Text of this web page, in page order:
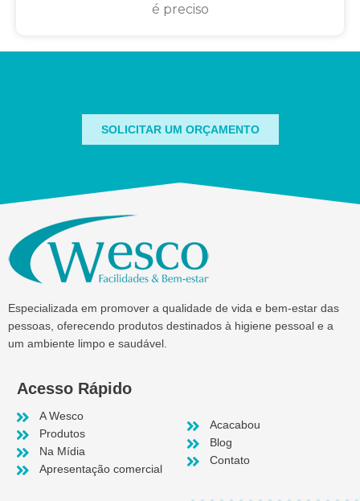
é preciso
SOLICITAR UM ORÇAMENTO
Especializada em promover a qualidade de vida e bem-estar das
pessoas, oferecendo produtos destinados à higiene pessoal e a
um ambiente limpo e saudável.
Acesso Rápido
A Wesco
Produtos
Na Mídia
Apresentação comercial
Acacabou
Blog
Contato